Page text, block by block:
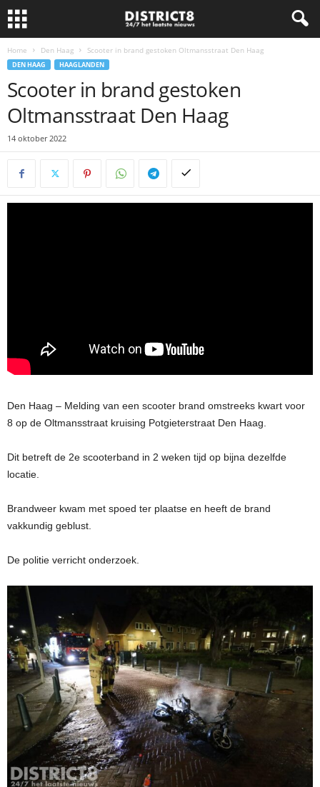
Home Den Haag Scooter in brand gestoken Oltmansstraat Den Haag
DEN HAAG HAAGLANDEN
Scooter in brand gestoken
Oltmansstraat Den Haag
14 oktober 2022
Den Haag – Melding van een scooter brand omstreeks kwart voor
8 op de Oltmansstraat kruising Potgieterstraat Den Haag.
Dit betreft de 2e scooterband in 2 weken tijd op bijna dezelfde
locatie.
Brandweer kwam met spoed ter plaatse en heeft de brand
vakkundig geblust.
De politie verricht onderzoek.